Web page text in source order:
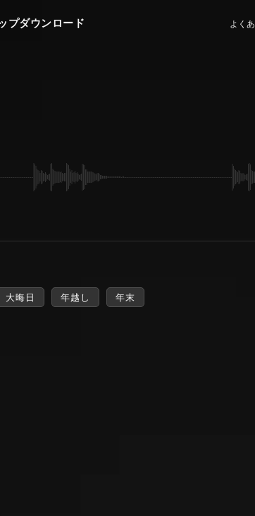
プダウンロード よく
大晦日 年越し 年末